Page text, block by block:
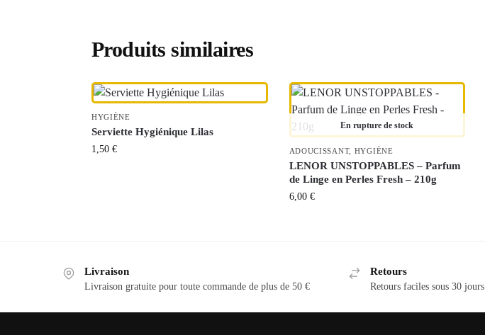
Produits similaires
HYGIÈNE
Serviette Hygiénique Lilas
1,50 €
En rupture de stock
ADOUCISSANT, HYGIÈNE
LENOR UNSTOPPABLES – Parfum
de Linge en Perles Fresh – 210g
6,00 €
Livraison
Livraison gratuite pour toute commande de plus de 50 €
Retours
Retours faciles sous 30 jours